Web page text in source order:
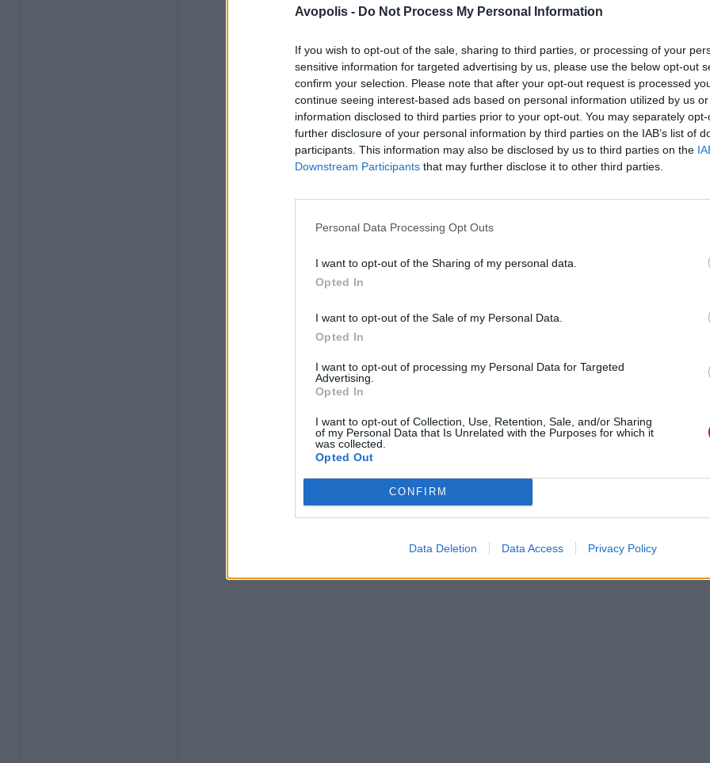
Avopolis - Do Not Process My Personal Information
If you wish to opt-out of the sale, sharing to third parties, or processing of your
sensitive information for targeted advertising by us, please use the below opt-out
confirm your selection. Please note that after your opt-out request is processed
continue seeing interest-based ads based on personal information utilized by us
information disclosed to third parties prior to your opt-out. You may separately
further disclosure of your personal information by third parties on the IAB’s list of
participants. This information may also be disclosed by us to third parties on the
Downstream Participants that may further disclose it to other third parties.
Personal Data Processing Opt Outs
I want to opt-out of the Sharing of my personal data.
Opted In
I want to opt-out of the Sale of my Personal Data.
Opted In
I want to opt-out of processing my Personal Data for Targeted
Advertising.
Opted In
I want to opt-out of Collection, Use, Retention, Sale, and/or Sharing
of my Personal Data that Is Unrelated with the Purposes for which it
was collected.
Opted Out
CONFIRM
Data Deletion Data Access Privacy Policy